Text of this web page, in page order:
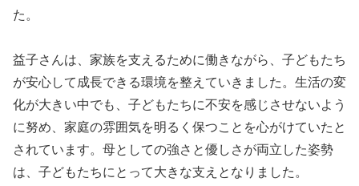
た。
益子さんは、家族を支えるために働きながら、子どもたち
が安心して成長できる環境を整えていきました。生活の変
化が大きい中でも、子どもたちに不安を感じさせないよう
に努め、家庭の雰囲気を明るく保つことを心がけていたと
されています。母としての強さと優しさが両立した姿勢
は、子どもたちにとって大きな支えとなりました。